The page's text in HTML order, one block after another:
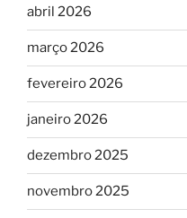
abril 2026
março 2026
fevereiro 2026
janeiro 2026
dezembro 2025
novembro 2025